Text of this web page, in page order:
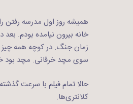
همیشه روز اول مدرسه رفتن
خانه بیرون نیامده بودم.
زمان جنگ. در کوچه همه
سوی مچد خرقانی. مچد
حالا تمام فیلم با سرعت
کلانتری‌ها.